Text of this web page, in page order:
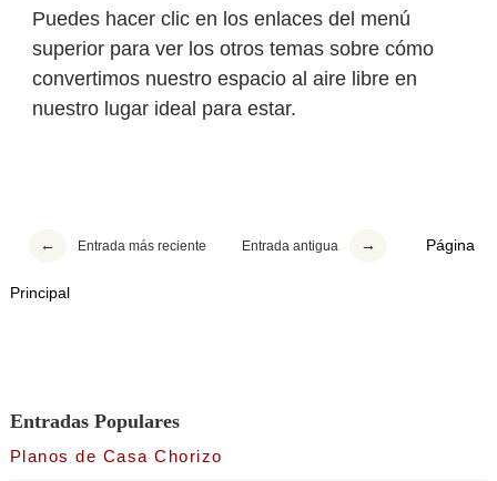
Puedes hacer clic en los enlaces del menú
superior para ver los otros temas sobre cómo
convertimos nuestro espacio al aire libre en
nuestro lugar ideal para estar.
Entrada más reciente Entrada antigua Página
Principal
Entradas Populares
Planos de Casa Chorizo